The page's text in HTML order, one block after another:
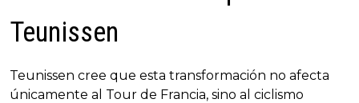
Teunissen
Teunissen cree que esta transformación no afecta
únicamente al Tour de Francia, sino al ciclismo